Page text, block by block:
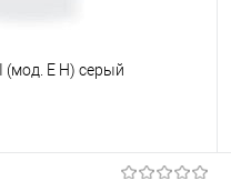
E H) серый